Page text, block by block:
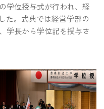
学位授与式が行われ、経
た。式典では経営学部の
学長から学位記を授与さ